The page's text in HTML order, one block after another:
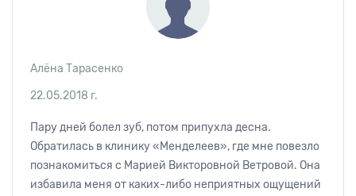
Алёна Тарасенко
22.05.2018 г.
Пару дней болел зуб, потом припухла десна.
Обратилась в клинику «Менделеев», где мне повезло
познакомиться с Марией Викторовной Ветровой. Она
избавила меня от каких-либо неприятных ощущений